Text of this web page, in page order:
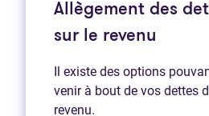
Allègement des
sur le revenu
Il existe des options
venir à bout de vos dettes
revenu.